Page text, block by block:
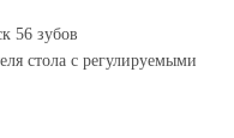
56 зубов
стола с регулируемыми